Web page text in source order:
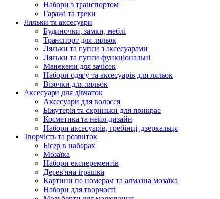
Набори з транспортом
Гаражі та треки
Ляльки та аксесуари
Будиночки, замки, меблі
Транспорт для ляльок
Ляльки та пупси з аксесуарами
Ляльки та пупси функціональні
Манекени для зачісок
Набори одягу та аксесуарів для ляльок
Візочки для ляльок
Аксесуари для дівчаток
Аксесуари для волосся
Біжутерія та скриньки для прикрас
Косметика та нейл-дизайн
Набори аксесуарів, гребінці, дзеркальця
Творчість та розвиток
Бісер в наборах
Мозаїка
Набори експерементів
Дерев'яна іграшка
Картини по номерам та алмазна мозаїка
Набори для творчості